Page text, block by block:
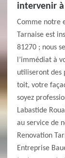
intervenir
Comme notre
Tarnaise est
81270 ; nous
l’immédiat à
utiliseront des
toit, votre
soyez
Labastide
au service de
Renovation
Entreprise